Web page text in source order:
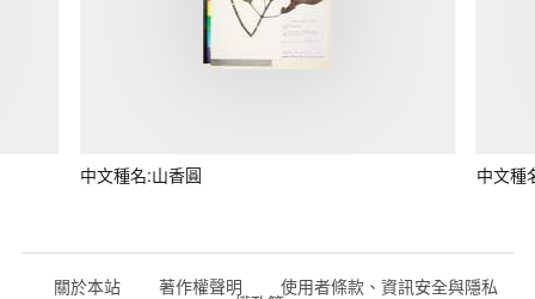
中文種名:山香圓 中文種
關於本站 著作權聲明 使用者條款、資訊安全與隱私